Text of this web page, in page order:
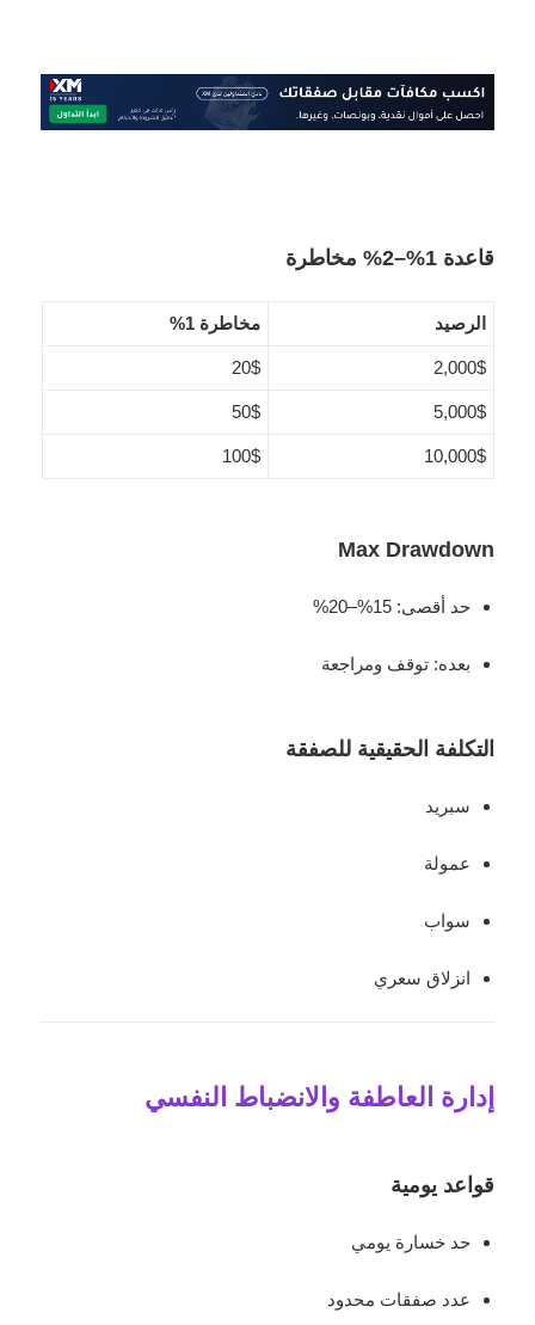
قاعدة 1%–2% مخاطرة
الرصيد مخاطرة 1%
2,000$
20$
5,000$
50$
10,000$
100$
Max Drawdown
حد أقصى: 15%–20%
بعده: توقف ومراجعة
التكلفة الحقيقية للصفقة
سبريد
عمولة
سواب
انزلاق سعري
إدارة العاطفة والانضباط النفسي
قواعد يومية
حد خسارة يومي
عدد صفقات محدود